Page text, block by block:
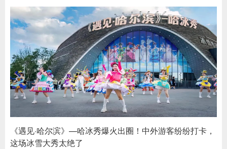
《遇见·哈尔滨》—哈冰秀爆火出圈！中外游客纷纷打卡，
这场冰雪大秀太绝了